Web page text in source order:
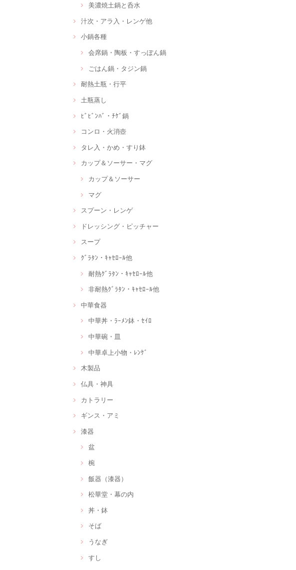
美濃焼土鍋と呑水
汁次・アラ入・レンゲ他
小鍋各種
会席鍋・陶板・すっぽん鍋
ごはん鍋・タジン鍋
耐熱土瓶・行平
土瓶蒸し
ﾋﾞﾋﾞﾝﾊﾞ・ﾁｹﾞ鍋
コンロ・火消壺
タレ入・かめ・すり鉢
カップ＆ソーサー・マグ
カップ＆ソーサー
マグ
スプーン・レンゲ
ドレッシング・ピッチャー
スープ
ｸﾞﾗﾀﾝ・ｷｬｾﾛｰﾙ他
耐熱ｸﾞﾗﾀﾝ・ｷｬｾﾛｰﾙ他
非耐熱ｸﾞﾗﾀﾝ・ｷｬｾﾛｰﾙ他
中華食器
中華丼・ﾗｰﾒﾝ鉢・ｾｲﾛ
中華碗・皿
中華卓上小物・ﾚﾝｹﾞ
木製品
仏具・神具
カトラリー
ギンス・アミ
漆器
盆
椀
飯器（漆器）
松華堂・幕の内
丼・鉢
そば
うなぎ
すし